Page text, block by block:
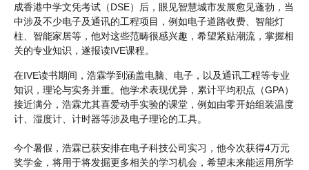
成香港中学文凭考试（DSE）后，眼见智慧城市发展愈见蓬勃，当
中涉及不少电子及通讯的工程项目，例如电子道路收费、智能灯
柱、智能家居等，他对这些范畴很感兴趣，希望紧贴潮流，掌握相
关的专业知识，遂报读IVE课程。
在IVE读书期间，浩霖学到涵盖电脑、电子，以及通讯工程等专业
知识，理论与实务并重。他学术表现优异，累计平均积点（GPA）
接近满分，浩霖尤其喜爱动手实验的课堂，例如由零开始组装温度
计、湿度计、计时器等涉及电子理论的工具。
今个暑假，浩霖已获安排在电子科技公司实习，他今次获得4万元
奖学金，将用于将发掘更多相关的学习机会，希望未来能运用所学